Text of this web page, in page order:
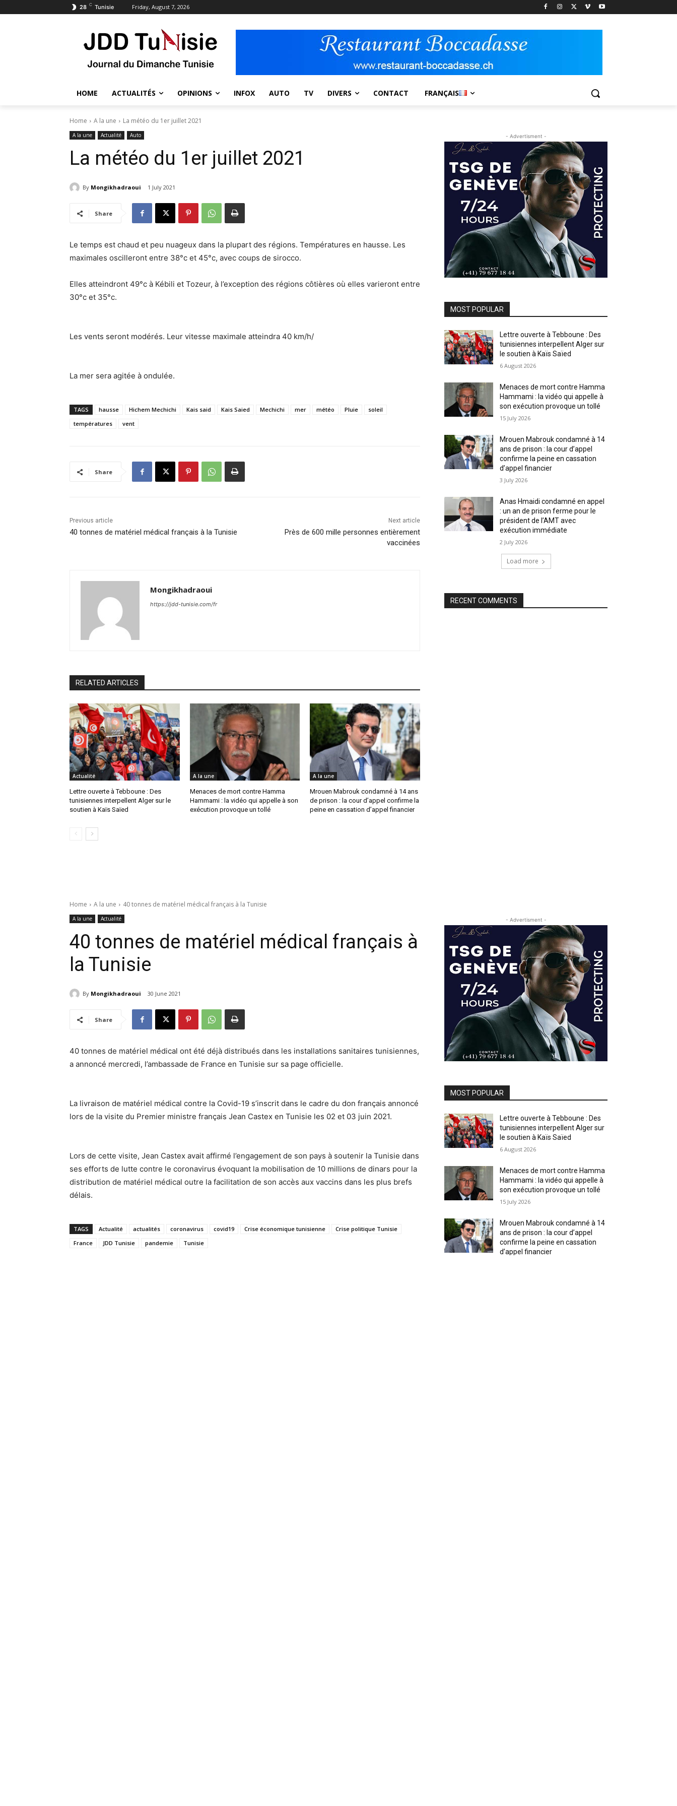
28 C Tunisie Friday, August 7, 2026
HOME ACTUALITÉS OPINIONS INFOX AUTO TV DIVERS CONTACT FRANÇAIS
Home A la une La météo du 1er juillet 2021
A la une Actualité Auto
La météo du 1er juillet 2021
By Mongikhadraoui 1 July 2021
Share
Le temps est chaud et peu nuageux dans la plupart des régions. Températures en hausse. Les
maximales oscilleront entre 38°c et 45°c, avec coups de sirocco.
Elles atteindront 49°c à Kébili et Tozeur, à l’exception des régions côtières où elles varieront entre
30°c et 35°c.
Les vents seront modérés. Leur vitesse maximale atteindra 40 km/h/
La mer sera agitée à ondulée.
TAGS hausse Hichem Mechichi Kais said Kais Saied Mechichi mer météo Pluie
soleil
températures
vent
Share
Previous article
40 tonnes de matériel médical français à la Tunisie
Next article
Près de 600 mille personnes entièrement
vaccinées
Mongikhadraoui
https://jdd-tunisie.com/fr
RELATED ARTICLES
Actualité
Lettre ouverte à Tebboune : Des
tunisiennes interpellent Alger sur le
soutien à Kaïs Saïed
A la une
Menaces de mort contre Hamma
Hammami : la vidéo qui appelle à son
exécution provoque un tollé
A la une
Mrouen Mabrouk condamné à 14 ans
de prison : la cour d’appel confirme la
peine en cassation d’appel financier
- Advertisment -
MOST POPULAR
Lettre ouverte à Tebboune : Des
tunisiennes interpellent Alger sur
le soutien à Kaïs Saïed
6 August 2026
Menaces de mort contre Hamma
Hammami : la vidéo qui appelle à
son exécution provoque un tollé
15 July 2026
Mrouen Mabrouk condamné à 14
ans de prison : la cour d’appel
confirme la peine en cassation
d’appel financier
3 July 2026
Anas Hmaidi condamné en appel
: un an de prison ferme pour le
président de l’AMT avec
exécution immédiate
2 July 2026
Load more
RECENT COMMENTS